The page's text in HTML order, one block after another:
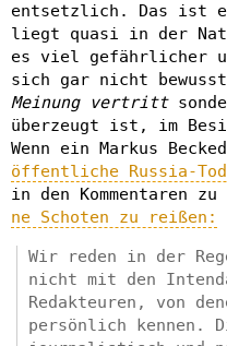
entsetzlich. Das ist
liegt quasi in der
es viel gefährlicher
sich gar nicht
Meinung vertritt
überzeugt ist, im
Wenn ein Markus
öffentliche Russia-
in den Kommentaren
ne Schoten zu reißen:
Wir reden in der
nicht mit den
Redakteuren, von
persönlich kennen.